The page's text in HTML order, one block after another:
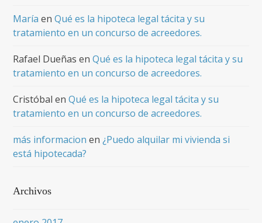
María enQué es la hipoteca legal tácita y su
tratamiento en un concurso de acreedores.
Rafael Dueñas enQué es la hipoteca legal tácita y su
tratamiento en un concurso de acreedores.
Cristóbal enQué es la hipoteca legal tácita y su
tratamiento en un concurso de acreedores.
más informacion en¿Puedo alquilar mi vivienda si
está hipotecada?
Archivos